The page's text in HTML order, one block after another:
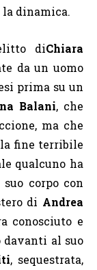
dinamica.
diChiara
da un uomo
prima su un
Balani, che
ma che
fine terribile
qualcuno ha
corpo con
di Andrea
conosciuto e
davanti al suo
, sequestrata,